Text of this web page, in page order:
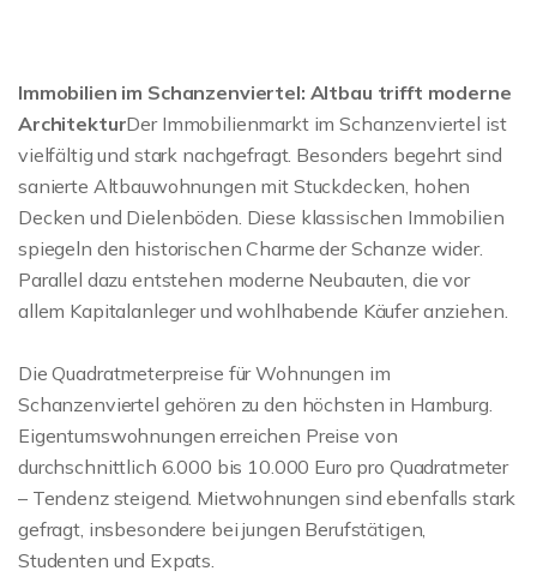
Immobilien im Schanzenviertel: Altbau trifft moderne
ArchitekturDer Immobilienmarkt im Schanzenviertel ist
vielfältig und stark nachgefragt. Besonders begehrt sind
sanierte Altbauwohnungen mit Stuckdecken, hohen
Decken und Dielenböden. Diese klassischen Immobilien
spiegeln den historischen Charme der Schanze wider.
Parallel dazu entstehen moderne Neubauten, die vor
allem Kapitalanleger und wohlhabende Käufer anziehen.
Die Quadratmeterpreise für Wohnungen im
Schanzenviertel gehören zu den höchsten in Hamburg.
Eigentumswohnungen erreichen Preise von
durchschnittlich 6.000 bis 10.000 Euro pro Quadratmeter
– Tendenz steigend. Mietwohnungen sind ebenfalls stark
gefragt, insbesondere bei jungen Berufstätigen,
Studenten und Expats.